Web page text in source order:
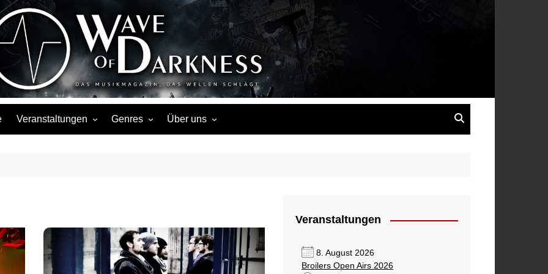
Wave of Darkness
Events, Fotos, Termine, Interviews, Berichte, Musik
Veranstaltungen
Veranstaltungsorte
Genres
Weitere Genres
Über uns
Veranstaltungen
8. August 2026
Broilers Open Airs 2026